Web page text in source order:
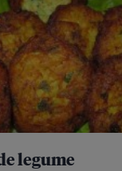
legume